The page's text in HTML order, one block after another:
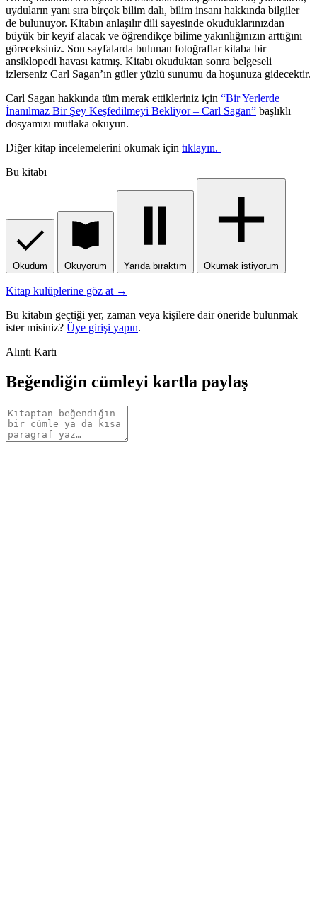
uyduların yanı sıra birçok bilim dalı, bilim insanı hakkında bilgiler
de bulunuyor. Kitabın anlaşılır dili sayesinde okuduklarınızdan
büyük bir keyif alacak ve öğrendikçe bilime yakınlığınızın arttığını
göreceksiniz. Son sayfalarda bulunan fotoğraflar kitaba bir
ansiklopedi havası katmış. Kitabı okuduktan sonra belgeseli
izlerseniz Carl Sagan’ın güler yüzlü sunumu da hoşunuza gidecektir.
Carl Sagan hakkında tüm merak ettikleriniz için “Bir Yerlerde
İnanılmaz Bir Şey Keşfedilmeyi Bekliyor – Carl Sagan” başlıklı
dosyamızı mutlaka okuyun.
Diğer kitap incelemelerini okumak için tıklayın.
Bu kitabı
Okudum Okuyorum Yarıda bıraktım Okumak istiyorum
Kitap kulüplerine göz at →
Bu kitabın geçtiği yer, zaman veya kişilere dair öneride bulunmak
ister misiniz? Üye girişi yapın.
Alıntı Kartı
Beğendiğin cümleyi kartla paylaş
Alıntı
metni